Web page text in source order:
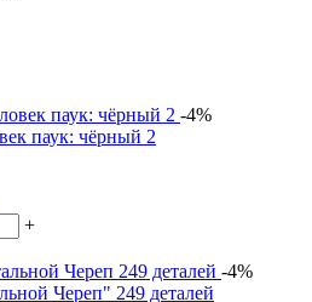
-4%
паук: чёрный 2
+
-4%
Череп" 249 деталей